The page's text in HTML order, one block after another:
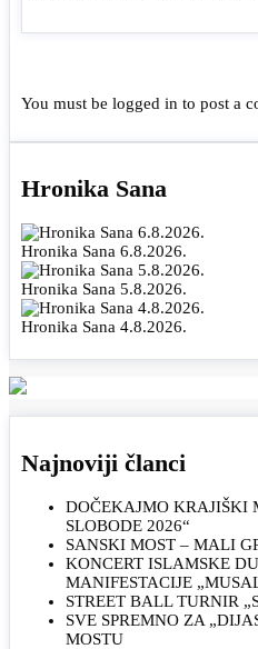
You must be logged in to post a
Hronika Sana
Hronika Sana 6.8.2026.
Hronika Sana 5.8.2026.
Hronika Sana 4.8.2026.
Najnoviji članci
DOČEKAJMO KRAJIŠKI
SLOBODE 2026“
SANSKI MOST – MALI
KONCERT ISLAMSKE
MANIFESTACIJE
STREET BALL TURNIR
SVE SPREMNO ZA
MOSTU